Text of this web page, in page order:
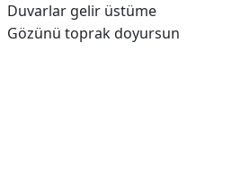
Duvarlar gelir üstüme
Gözünü toprak doyursun